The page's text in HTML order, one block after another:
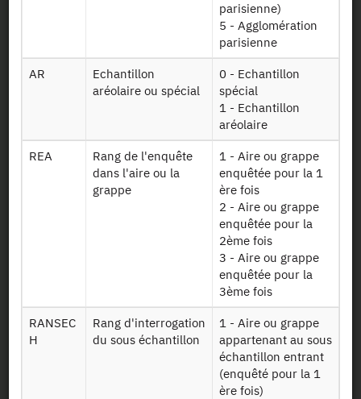
parisienne)
5 - Agglomération
parisienne
AR
Echantillon
aréolaire ou spécial
0 - Echantillon
spécial
1 - Echantillon
aréolaire
REA
Rang de l'enquête
dans l'aire ou la
grappe
1 - Aire ou grappe
enquêtée pour la 1
ère fois
2 - Aire ou grappe
enquêtée pour la
2ème fois
3 - Aire ou grappe
enquêtée pour la
3ème fois
RANSEC
H
Rang d'interrogation
du sous échantillon
1 - Aire ou grappe
appartenant au sous
échantillon entrant
(enquêté pour la 1
ère fois)
Contact
Useful documents
Map and Directions
Newsletter
Press and reports
Personal data protection